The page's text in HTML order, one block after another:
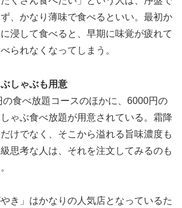
、かなり薄味で食べるといい。最初か
浸して食べると、早期に味覚が疲れて
られなくなってしまう。
しゃぶも用意
の食べ放題コースのほかに、6000円の
しゃぶ食べ放題が用意されている。霜降
けでなく、そこから溢れる旨味濃度も
思考な人は、それを注文してみるのも
き」はかなりの人気店となっているた